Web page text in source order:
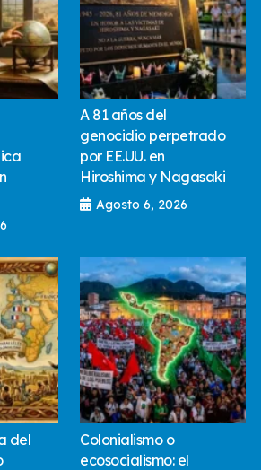
A 81 años del
genocidio perpetrado
por EE.UU. en
Hiroshima y Nagasaki
Agosto 6, 2026
del
Colonialismo o
ecosocialismo: el